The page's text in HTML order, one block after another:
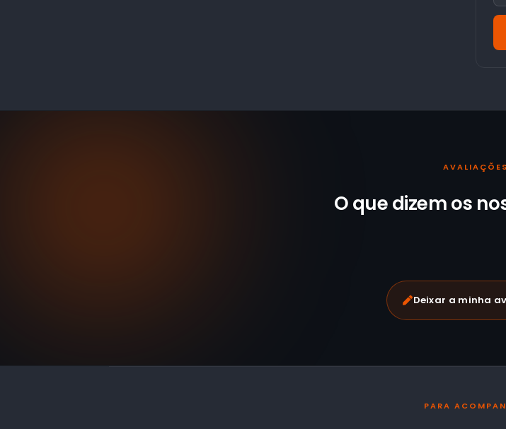
AVALIAÇÕES
O que dizem os
Deixar a minha
PARA